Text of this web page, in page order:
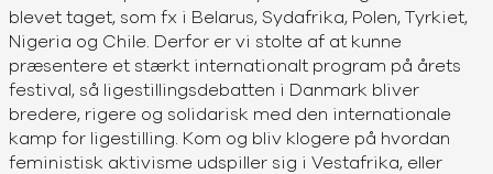
blevet taget, som fx i Belarus, Sydafrika, Polen, Tyrkiet,
Nigeria og Chile. Derfor er vi stolte af at kunne
præsentere et stærkt internationalt program på årets
festival, så ligestillingsdebatten i Danmark bliver
bredere, rigere og solidarisk med den internationale
kamp for ligestilling. Kom og bliv klogere på hvordan
feministisk aktivisme udspiller sig i Vestafrika, eller